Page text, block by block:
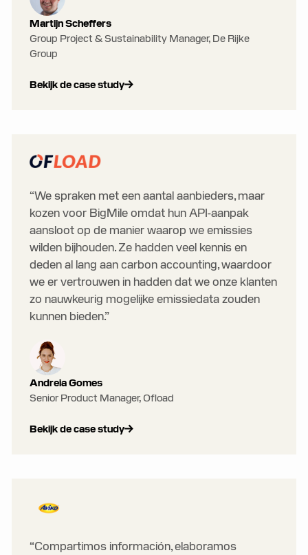
Martijn Scheffers
Group Project & Sustainability Manager, De Rijke
Group
Bekijk de case study
“We spraken met een aantal aanbieders, maar
kozen voor BigMile omdat hun API-aanpak
aansloot op de manier waarop we emissies
wilden bijhouden. Ze hadden veel kennis en
deden al lang aan carbon accounting, waardoor
we er vertrouwen in hadden dat we onze klanten
zo nauwkeurig mogelijke emissiedata zouden
kunnen bieden.”
Andreia Gomes
Senior Product Manager, Ofload
Bekijk de case study
“Compartimos información, elaboramos